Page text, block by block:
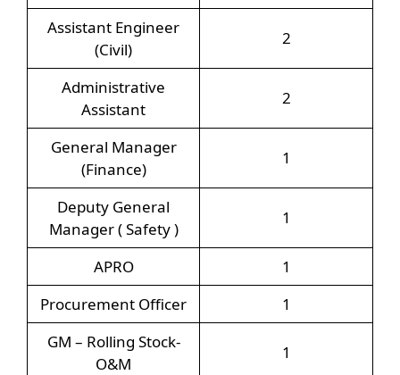
Assistant Engineer
(Civil)
2
Administrative
Assistant
2
General Manager
(Finance)
1
Deputy General
Manager ( Safety )
1
APRO
1
Procurement Officer
1
GM – Rolling Stock-
O&M
1